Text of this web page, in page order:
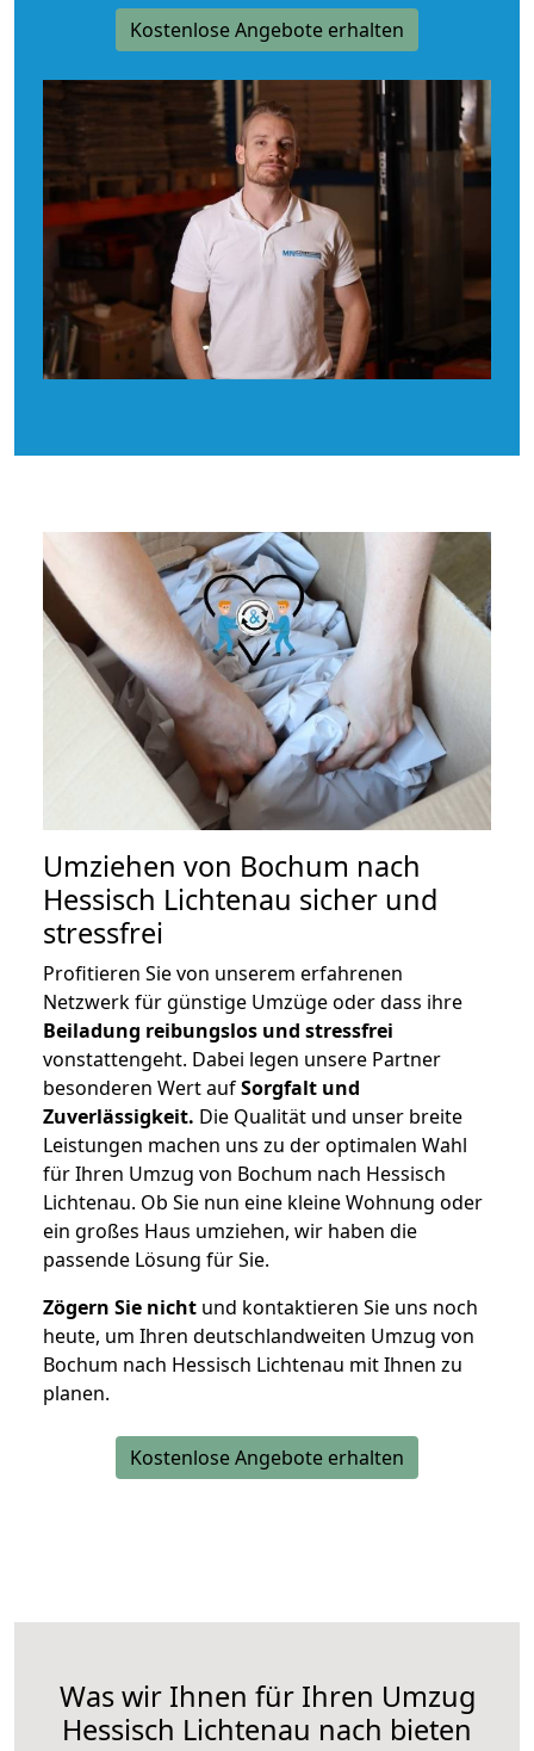
Kostenlose Angebote erhalten
Umziehen von Bochum nach
Hessisch Lichtenau sicher und
stressfrei
Profitieren Sie von unserem erfahrenen
Netzwerk für günstige Umzüge oder dass ihre
Beiladung reibungslos und stressfrei
vonstattengeht. Dabei legen unsere Partner
besonderen Wert aufSorgfalt und
Zuverlässigkeit. Die Qualität und unser breite
Leistungen machen uns zu der optimalen Wahl
für Ihren Umzug von Bochum nach Hessisch
Lichtenau. Ob Sie nun eine kleine Wohnung oder
ein großes Haus umziehen, wir haben die
passende Lösung für Sie.
Zögern Sie nicht und kontaktieren Sie uns noch
heute, um Ihren deutschlandweiten Umzug von
Bochum nach Hessisch Lichtenau mit Ihnen zu
planen.
Kostenlose Angebote erhalten
Was wir Ihnen für Ihren Umzug
Hessisch Lichtenau nach bieten